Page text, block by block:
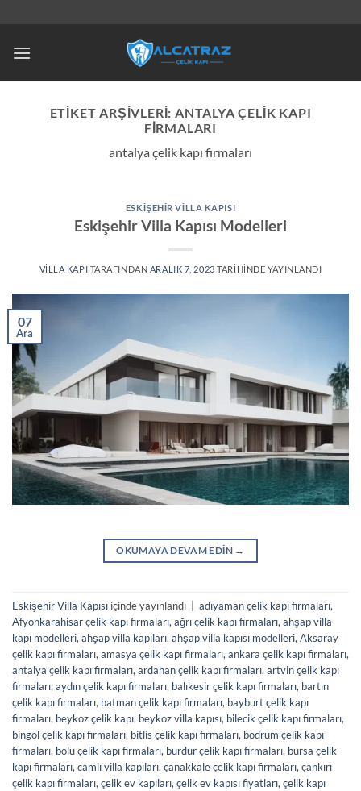
ETIKET ARŞIVLERI: ANTALYA ÇELIK KAPI
FIRMALARI
antalya çelik kapı firmaları
ESKIŞEHIR VILLA KAPISI
Eskişehir Villa Kapısı Modelleri
VILLA KAPI TARAFINDAN ARALIK 7, 2023 TARIHINDE YAYINLANDI
07
Ara
OKUMAYA DEVAM EDIN →
Eskişehir Villa Kapısı içinde yayınlandı adıyaman çelik kapı firmaları,
Afyonkarahisar çelik kapı firmaları,ağrı çelik kapı firmaları,ahşap villa
kapı modelleri,ahşap villa kapıları,ahşap villa kapısı modelleri,Aksaray
çelik kapı firmaları,amasya çelik kapı firmaları,ankara çelik kapı firmaları,
antalya çelik kapı firmaları,ardahan çelik kapı firmaları,artvin çelik kapı
firmaları,aydın çelik kapı firmaları, balıkesir çelik kapı firmaları, bartın
çelik kapı firmaları, batman çelik kapı firmaları, bayburt çelik kapı
firmaları, beykoz çelik kapı, beykoz villa kapısı, bilecik çelik kapı firmaları,
bingöl çelik kapı firmaları, bitlis çelik kapı firmaları, bodrum çelik kapı
firmaları, bolu çelik kapı firmaları, burdur çelik kapı firmaları, bursa çelik
kapı firmaları,camlı villa kapıları,çanakkale çelik kapı firmaları,çankırı
çelik kapı firmaları,çelik ev kapıları,çelik ev kapısı fiyatları,çelik kapı